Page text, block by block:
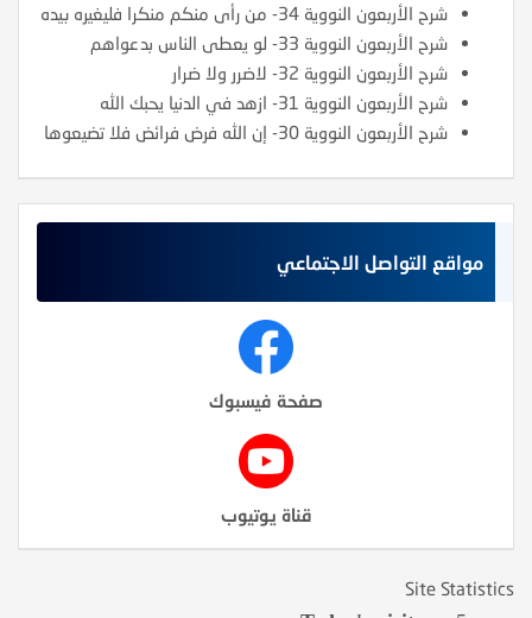
شرح الأربعون النووية 34- من رأى منكم منكرا فليغيره بيده
شرح الأربعون النووية 33- لو يعطى الناس بدعواهم
شرح الأربعون النووية 32- لاضرر ولا ضرار
شرح الأربعون النووية 31- ازهد في الدنيا يحبك الله
شرح الأربعون النووية 30- إن الله فرض فرائض فلا تضيعوها
مواقع التواصل الاجتماعي
صفحة فيسبوك
قناة يوتيوب
Site Statistics